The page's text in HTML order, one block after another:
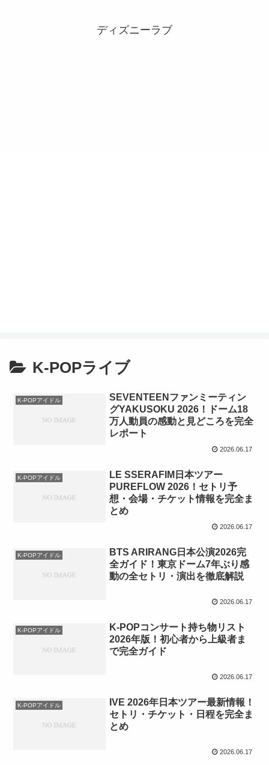
ディズニーラブ
K-POPライブ
K-POPアイドル
SEVENTEENファンミーティン
グYAKUSOKU 2026！ドーム18
万人動員の感動と見どころを完全
レポート
2026.06.17
K-POPアイドル
LE SSERAFIM日本ツアー
PUREFLOW 2026！セトリ予
想・会場・チケット情報を完全ま
とめ
2026.06.17
K-POPアイドル
BTS ARIRANG日本公演2026完
全ガイド！東京ドーム7年ぶり感
動の全セトリ・演出を徹底解説
2026.06.17
K-POPアイドル
K-POPコンサート持ち物リスト
2026年版！初心者から上級者ま
で完全ガイド
2026.06.17
K-POPアイドル
IVE 2026年日本ツアー最新情報！
セトリ・チケット・日程を完全ま
とめ
2026.06.17